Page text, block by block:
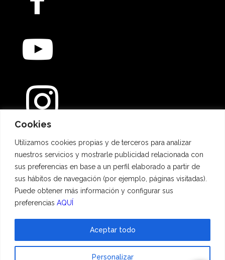
Cookies
Utilizamos cookies propias y de terceros para analizar
nuestros servicios y mostrarle publicidad relacionada con
sus preferencias en base a un perfil elaborado a partir de
sus hábitos de navegación (por ejemplo, páginas visitadas).
Puede obtener más información y configurar sus
preferencias AQUÍ
Personalizar
Aceptar todo
Métodos de pago
© 2023 Hadescan All rights reserved ·Aviso Legal